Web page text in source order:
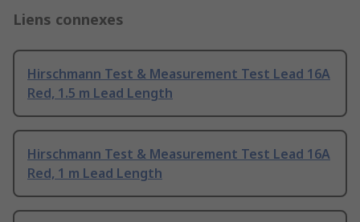
Liens connexes
Hirschmann Test & Measurement Test Lead 16A
Red, 1.5 m Lead Length
Hirschmann Test & Measurement Test Lead 16A
Red, 1 m Lead Length